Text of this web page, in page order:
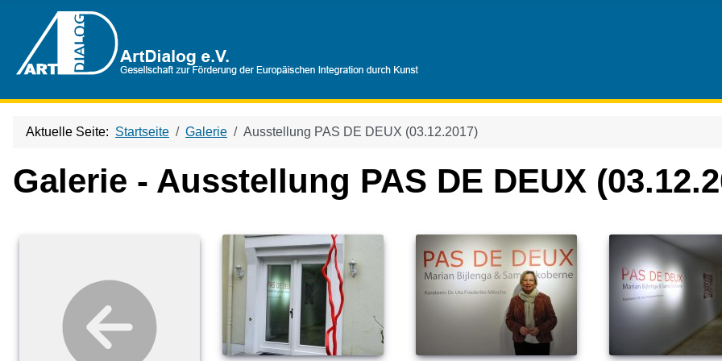
Aktuelle Seite: Startseite Galerie Ausstellung PAS DE DEUX (03.12.2017)
Galerie - Ausstellung PAS DE DEUX